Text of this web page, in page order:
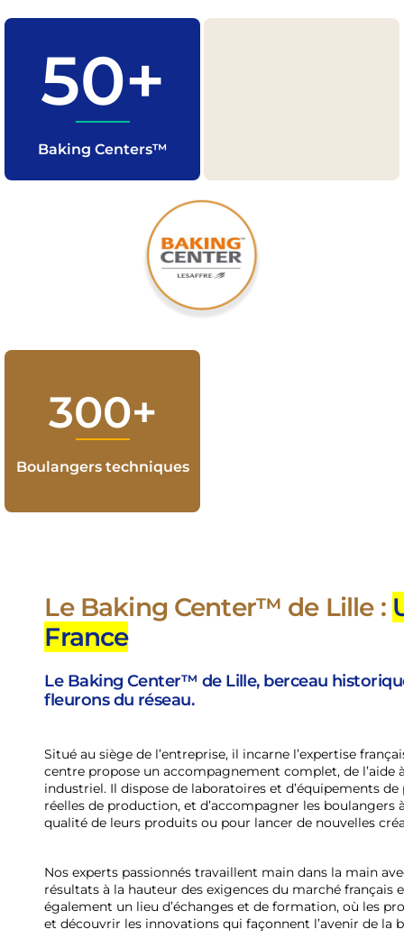
50+
Baking Centers™
300+
Boulangers techniques
Le Baking Center™ de Lille :
France
Le Baking Center™ de Lille, berceau
fleurons du réseau.
Situé au siège de l’entreprise, il incarne l’expertise
centre propose un accompagnement complet, de l’aide
industriel. Il dispose de laboratoires et d’équipements
réelles de production, et d’accompagner les
qualité de leurs produits ou pour lancer de nouvelles
Nos experts passionnés travaillent main dans la main
résultats à la hauteur des exigences du marché
également un lieu d’échanges et de formation, où les
et découvrir les innovations qui façonnent l’avenir de la